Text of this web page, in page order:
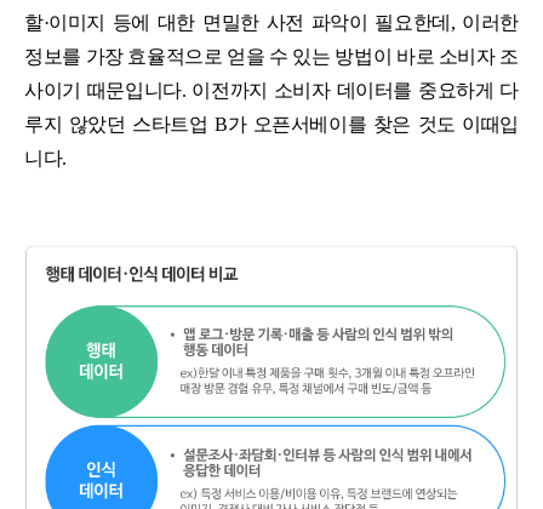
할·이미지 등에 대한 면밀한 사전 파악이 필요한데, 이러한
정보를 가장 효율적으로 얻을 수 있는 방법이 바로 소비자 조
사이기 때문입니다. 이전까지 소비자 데이터를 중요하게 다
루지 않았던 스타트업 B가 오픈서베이를 찾은 것도 이때입
니다.